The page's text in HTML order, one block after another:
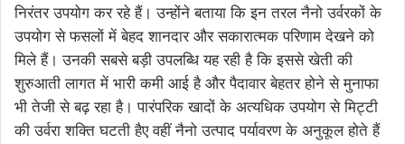
निरंतर उपयोग कर रहे हैं। उन्होंने बताया कि इन तरल नैनो उर्वरकों के
उपयोग से फसलों में बेहद शानदार और सकारात्मक परिणाम देखने को
मिले हैं। उनकी सबसे बड़ी उपलब्धि यह रही है कि इससे खेती की
शुरुआती लागत में भारी कमी आई है और पैदावार बेहतर होने से मुनाफा
भी तेजी से बढ़ रहा है। पारंपरिक खादों के अत्यधिक उपयोग से मिट्टी
की उर्वरा शक्ति घटती हैए वहीं नैनो उत्पाद पर्यावरण के अनुकूल होते हैं